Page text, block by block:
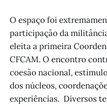
O espaço foi
participação da
eleita a primeira
CFCAM. O encontro
coesão nacional,
dos núcleos,
experiências. Diversos